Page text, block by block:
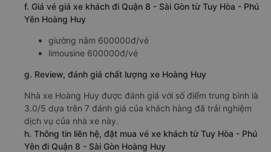
f. Giá vé giá xe khách đi Quận 8 - Sài Gòn từ Tuy Hòa - Phú
Yên Hoàng Huy
giường nằm 600000đ/vé
limousine 600000đ/vé
g. Review, đánh giá chất lượng xe Hoàng Huy
Nhà xe Hoàng Huy được đánh giá với số điểm trung bình là
3.0/5 dựa trên 7 đánh giá của khách hàng đã trải nghiệm
dịch vụ của nhà xe này.
h. Thông tin liên hệ, đặt mua vé xe khách từ Tuy Hòa - Phú
Yên đi Quận 8 - Sài Gòn Hoàng Huy